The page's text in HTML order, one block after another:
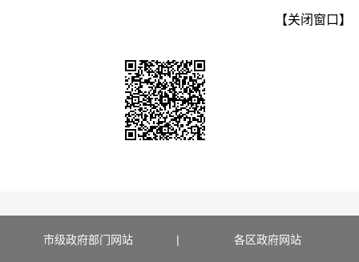
【关闭窗口】
市级政府部门网站 | 各区政府网站